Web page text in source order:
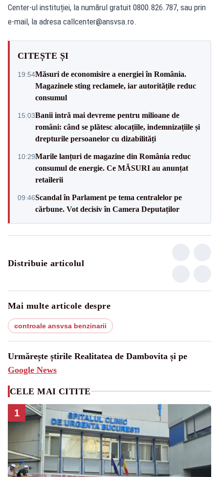
Center-ul instituției, la numărul gratuit 0800.826.787, sau prin
e-mail, la adresa callcenter@ansvsa.ro.
CITEȘTE ȘI
19:54Măsuri de economisire a energiei în România.
Magazinele sting reclamele, iar autoritățile reduc
consumul
15:03Banii intră mai devreme pentru milioane de
români: când se plătesc alocațiile, indemnizațiile și
drepturile persoanelor cu dizabilități
10:29Marile lanțuri de magazine din România reduc
consumul de energie. Ce MĂSURI au anunțat
retailerii
09:46Scandal în Parlament pe tema centralelor pe
cărbune. Vot decisiv în Camera Deputaților
Distribuie articolul
Mai multe articole despre
controale ansvsa benzinarii
Urmărește știrile Realitatea de Dambovita și pe
Google News
CELE MAI CITITE
1